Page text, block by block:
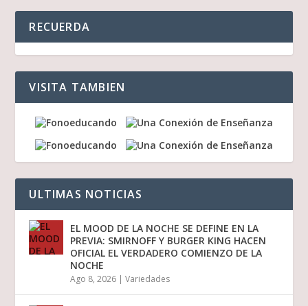
RECUERDA
VISITA TAMBIEN
ULTIMAS NOTICIAS
EL MOOD DE LA NOCHE SE DEFINE EN LA
PREVIA: SMIRNOFF Y BURGER KING HACEN
OFICIAL EL VERDADERO COMIENZO DE LA
NOCHE
Ago 8, 2026 |Variedades